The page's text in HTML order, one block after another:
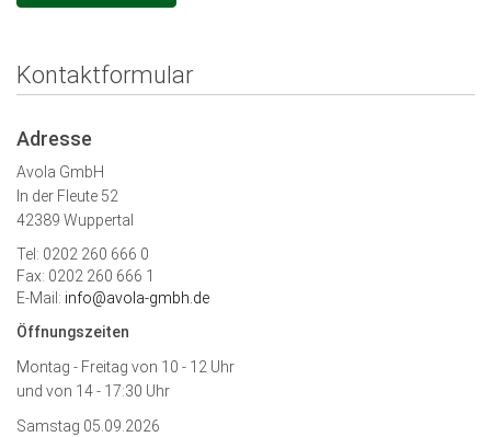
Kontaktformular
Adresse
Avola GmbH
In der Fleute 52
42389 Wuppertal
Tel: 0202 260 666 0
Fax: 0202 260 666 1
E-Mail: info@avola-gmbh.de
Öffnungszeiten
Montag - Freitag von 10 - 12 Uhr
und von 14 - 17:30 Uhr
Samstag 05.09.2026